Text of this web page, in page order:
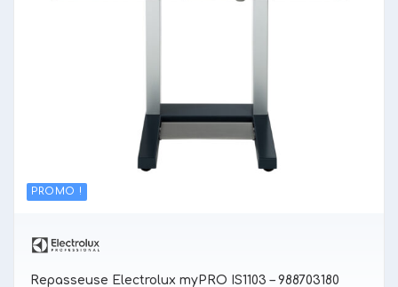
PROMO !
Repasseuse Electrolux myPRO IS1103 – 988703180